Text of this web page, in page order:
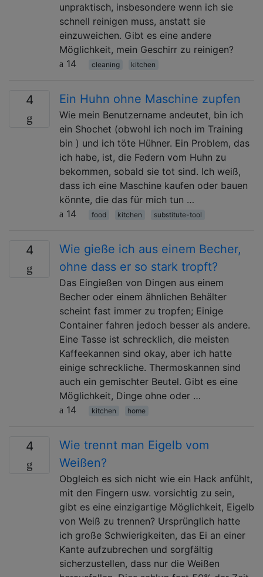
unpraktisch, insbesondere wenn ich sie
schnell reinigen muss, anstatt sie
einzuweichen. Gibt es eine andere
Möglichkeit, mein Geschirr zu reinigen?
14
cleaning kitchen
4 Ein Huhn ohne Maschine zupfen
Wie mein Benutzername andeutet, bin ich
ein Shochet (obwohl ich noch im Training
bin ) und ich töte Hühner. Ein Problem, das
ich habe, ist, die Federn vom Huhn zu
bekommen, sobald sie tot sind. Ich weiß,
dass ich eine Maschine kaufen oder bauen
könnte, die das für mich tun …
14
food kitchen substitute-tool
4
Wie gieße ich aus einem Becher,
ohne dass er so stark tropft?
Das Eingießen von Dingen aus einem
Becher oder einem ähnlichen Behälter
scheint fast immer zu tropfen; Einige
Container fahren jedoch besser als andere.
Eine Tasse ist schrecklich, die meisten
Kaffeekannen sind okay, aber ich hatte
einige schreckliche. Thermoskannen sind
auch ein gemischter Beutel. Gibt es eine
Möglichkeit, Dinge ohne oder …
14
kitchen home
4
Wie trennt man Eigelb vom
Weißen?
Obgleich es sich nicht wie ein Hack anfühlt,
mit den Fingern usw. vorsichtig zu sein,
gibt es eine einzigartige Möglichkeit, Eigelb
von Weiß zu trennen? Ursprünglich hatte
ich große Schwierigkeiten, das Ei an einer
Kante aufzubrechen und sorgfältig
sicherzustellen, dass nur die Weißen